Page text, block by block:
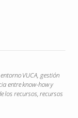
entorno VUCA, gestión
entre know-how y
los recursos,recursos